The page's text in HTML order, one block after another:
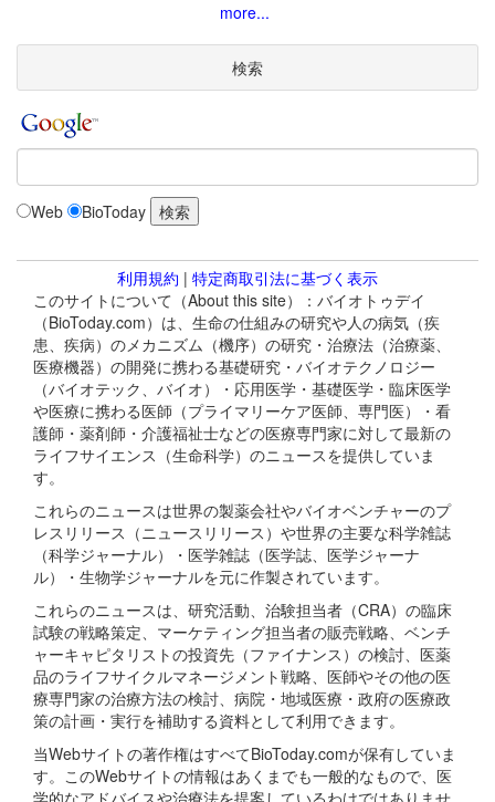
more...
検索
Web BioToday
利用規約 | 特定商取引法に基づく表示
このサイトについて（About this site）：バイオトゥデイ
（BioToday.com）は、生命の仕組みの研究や人の病気（疾
患、疾病）のメカニズム（機序）の研究・治療法（治療薬、
医療機器）の開発に携わる基礎研究・バイオテクノロジー
（バイオテック、バイオ）・応用医学・基礎医学・臨床医学
や医療に携わる医師（プライマリーケア医師、専門医）・看
護師・薬剤師・介護福祉士などの医療専門家に対して最新の
ライフサイエンス（生命科学）のニュースを提供していま
す。
これらのニュースは世界の製薬会社やバイオベンチャーのプ
レスリリース（ニュースリリース）や世界の主要な科学雑誌
（科学ジャーナル）・医学雑誌（医学誌、医学ジャーナ
ル）・生物学ジャーナルを元に作製されています。
これらのニュースは、研究活動、治験担当者（CRA）の臨床
試験の戦略策定、マーケティング担当者の販売戦略、ベンチ
ャーキャピタリストの投資先（ファイナンス）の検討、医薬
品のライフサイクルマネージメント戦略、医師やその他の医
療専門家の治療方法の検討、病院・地域医療・政府の医療政
策の計画・実行を補助する資料として利用できます。
当Webサイトの著作権はすべてBioToday.comが保有していま
す。このWebサイトの情報はあくまでも一般的なもので、医